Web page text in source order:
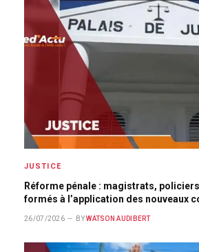
JUSTICE
Réforme pénale : magistrats,
formés à l’application des nouveaux
26/07/2026 BY WATSON AUDIBERT